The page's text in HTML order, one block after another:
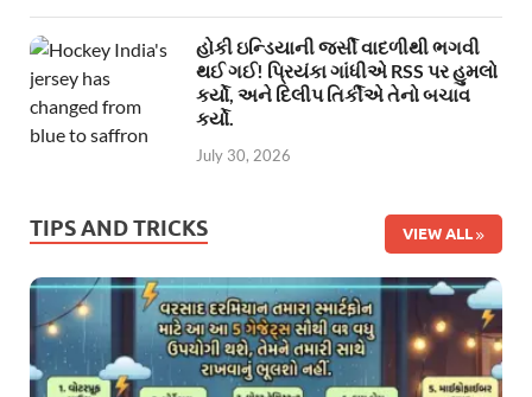
હોકી ઇન્ડિયાની જર્સી વાદળીથી ભગવી
થઈ ગઈ! પ્રિયંકા ગાંધીએ RSS પર હુમલો
કર્યો, અને દિલીપ તિર્કીએ તેનો બચાવ
કર્યો.
July 30, 2026
TIPS AND TRICKS VIEW ALL